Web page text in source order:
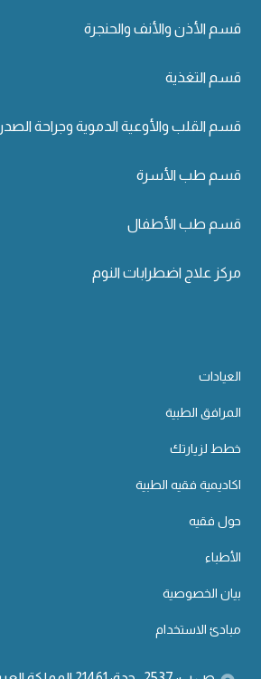
قسم الأذن والأنف والحنجرة
قسم التغذية
قسم القلب والأوعية الدموية وجراحة الصدر
قسم طب الأسرة
قسم طب الأطفال
مركز علاج اضطرابات النوم
العيادات
المرافق الطبية
خطط لزيارتك
اكاديمية فقيه الطبية
حول فقيه
الأطباء
بيان الخصوصية
مبادئ الاستخدام